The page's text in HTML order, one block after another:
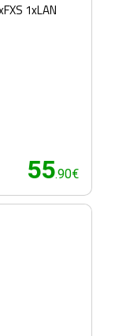
1xLAN
55.90€